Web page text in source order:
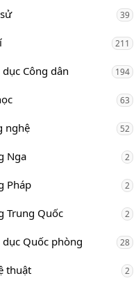
39
211
dục Công dân 194
63
nghệ 52
Nga 2
Pháp 2
Trung Quốc 2
dục Quốc phòng 28
thuật 2